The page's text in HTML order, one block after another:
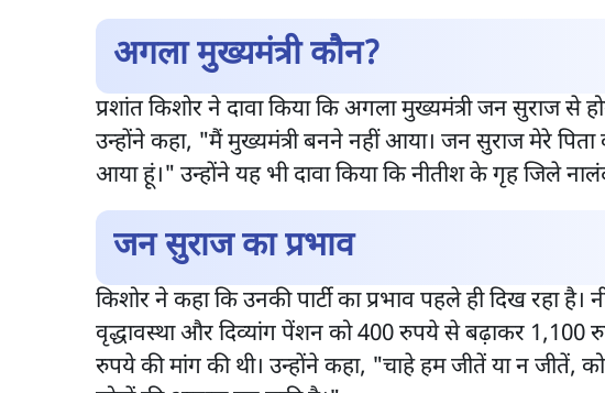
अगला मुख्यमंत्री कौन?
प्रशांत किशोर ने दावा किया कि अगला मुख्यमंत्री जन सुराज से
उन्होंने कहा, "मैं मुख्यमंत्री बनने नहीं आया। जन सुराज मेरे पिता
आया हूं।" उन्होंने यह भी दावा किया कि नीतीश के गृह जिले
जन सुराज का प्रभाव
किशोर ने कहा कि उनकी पार्टी का प्रभाव पहले ही दिख रहा
वृद्धावस्था और दिव्यांग पेंशन को 400 रुपये से बढ़ाकर 1,100
रुपये की मांग की थी। उन्होंने कहा, "चाहे हम जीतें या न जीतें,